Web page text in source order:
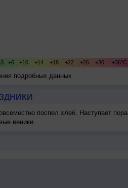
подробных данных
поспел хлеб. Наступает пора
веники.